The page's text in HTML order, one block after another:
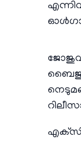
ഓൾഗാ
ബൈജു